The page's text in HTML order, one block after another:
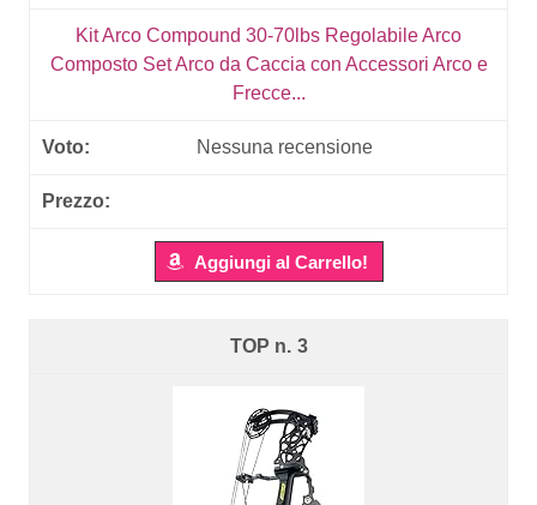
Kit Arco Compound 30-70lbs Regolabile Arco
Composto Set Arco da Caccia con Accessori Arco e
Frecce...
Nessuna recensione
Aggiungi al Carrello!
3